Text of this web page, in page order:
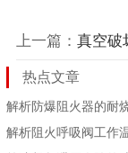
上一篇： 真空破
热点文章
解析防爆阻火器的耐
解析阻火呼吸阀工作